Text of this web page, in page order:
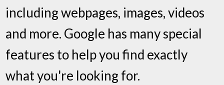
including webpages, images, videos
and more. Google has many special
features to help you find exactly
what you're looking for.